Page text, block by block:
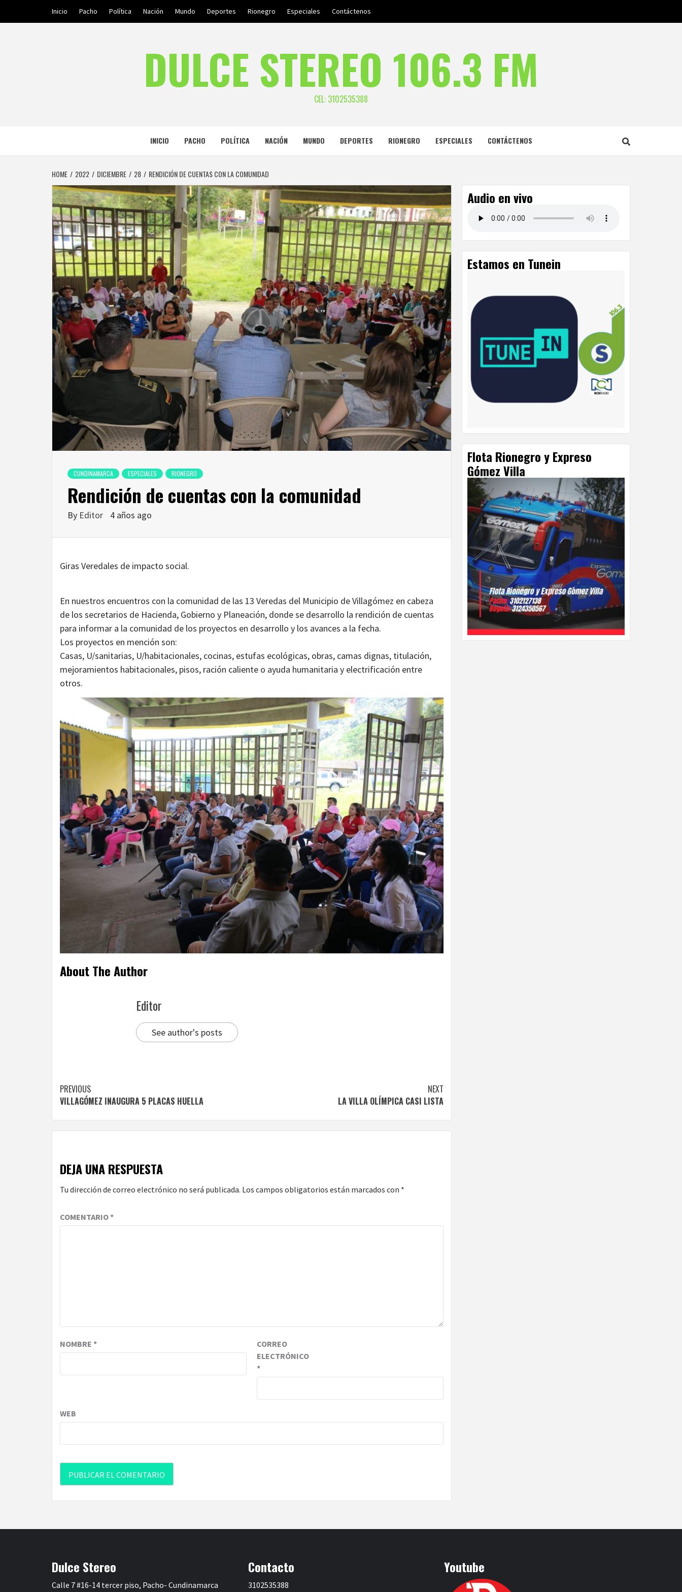
Inicio Pacho Política Nación Mundo Deportes Rionegro Especiales Contáctenos
DULCE STEREO 106.3 FM
CEL: 3102535388
INICIO PACHO POLÍTICA NACIÓN MUNDO DEPORTES RIONEGRO ESPECIALES CONTÁCTENOS
HOME 2022 DICIEMBRE 28 RENDICIÓN DE CUENTAS CON LA COMUNIDAD
CUNDINAMARCA ESPECIALES RIONEGRO
Rendición de cuentas con la comunidad
By Editor 4 años ago
Giras Veredales de impacto social.
En nuestros encuentros con la comunidad de las 13 Veredas del Municipio de Villagómez en cabeza
de los secretarios de Hacienda, Gobierno y Planeación, donde se desarrollo la rendición de cuentas
para informar a la comunidad de los proyectos en desarrollo y los avances a la fecha.
Los proyectos en mención son:
Casas, U/sanitarias, U/habitacionales, cocinas, estufas ecológicas, obras, camas dignas, titulación,
mejoramientos habitacionales, pisos, ración caliente o ayuda humanitaria y electrificación entre
otros.
About The Author
Editor
See author's posts
Continue
Reading
PREVIOUS
VILLAGÓMEZ INAUGURA 5 PLACAS HUELLA
NEXT
LA VILLA OLÍMPICA CASI LISTA
DEJA UNA RESPUESTA
Tu dirección de correo electrónico no será publicada. Los campos obligatorios están marcados con *
COMENTARIO*
NOMBRE *
CORREO
ELECTRÓNICO
*
WEB
Audio en vivo
Estamos en Tunein
Flota Rionegro y Expreso
Gómez Villa
Dulce Stereo
Calle 7 #16-14 tercer piso, Pacho- Cundinamarca
Contacto
3102535388
Youtube